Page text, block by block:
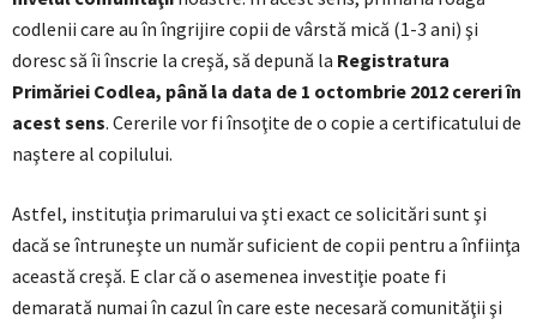
codlenii care au în îngrijire copii de vârstă mică (1-3 ani) şi
doresc să îi înscrie la creşă, să depună la Registratura
Primăriei Codlea, până la data de 1 octombrie 2012 cereri în
acest sens. Cererile vor fi însoţite de o copie a certificatului de
naştere al copilului.
Astfel, instituţia primarului va şti exact ce solicitări sunt şi
dacă se întruneşte un număr suficient de copii pentru a înfiinţa
această creşă. E clar că o asemenea investiţie poate fi
demarată numai în cazul în care este necesară comunităţii şi